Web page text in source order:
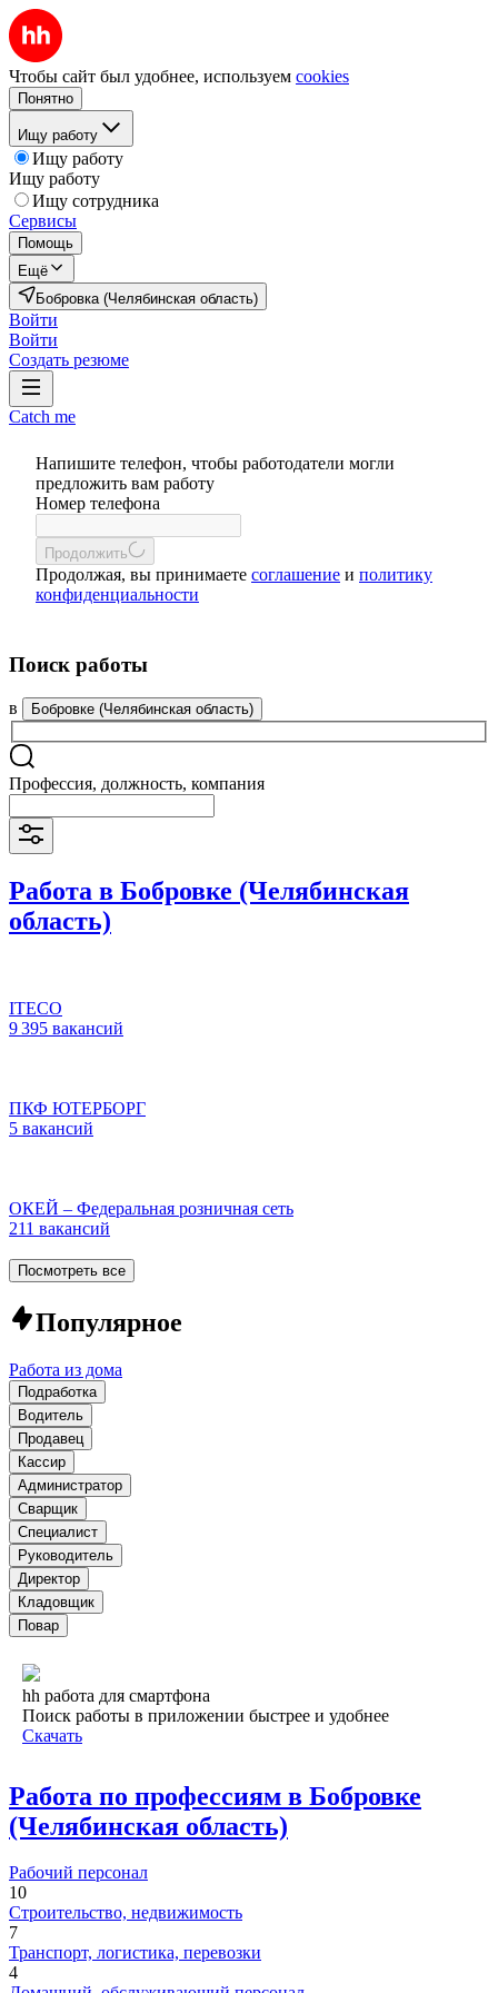
Чтобы сайт был удобнее, используем cookies
Понятно
Ищу работу
Ищу работу
Ищу работу
Ищу сотрудника
Сервисы
Помощь
Ещё
Бобровка (Челябинская область)
Войти
Войти
Создать резюме
Catch me
Напишите телефон, чтобы работодатели могли
предложить вам работу
Номер телефона
Продолжить
Продолжая, вы принимаете соглашение и политику
конфиденциальности
Поиск работы
в Бобровке (Челябинская область)
Профессия, должность, компания
Работа в Бобровке (Челябинская
область)
ITECO
9 395 вакансий
ПКФ ЮТЕРБОРГ
5 вакансий
ОКЕЙ – Федеральная розничная сеть
211 вакансий
Посмотреть все
Популярное
Работа из дома
Подработка
Водитель
Продавец
Кассир
Администратор
Сварщик
Специалист
Руководитель
Директор
Кладовщик
Повар
hh работа для смартфона
Поиск работы в приложении быстрее и удобнее
Скачать
Работа по профессиям в Бобровке
(Челябинская область)
Рабочий персонал
10
Строительство, недвижимость
7
Транспорт, логистика, перевозки
4